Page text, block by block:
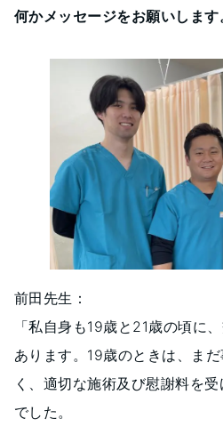
何かメッセージをお願いします
前田先生：
「私自身も19歳と21歳の頃に
あります。19歳のときは、ま
く、適切な施術及び慰謝料を
でした。